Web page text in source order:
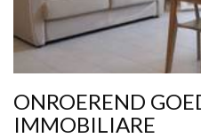
ONROEREND
IMMOBILIARE